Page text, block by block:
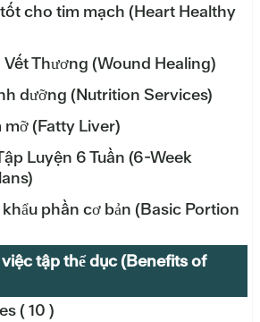
cho tim mạch (Heart Healthy
Thương (Wound Healing)
dưỡng (Nutrition Services)
(Fatty Liver)
Luyện 6 Tuần (6-Week
phần cơ bản (Basic Portion
tập thể dục (Benefits of
( 10 )